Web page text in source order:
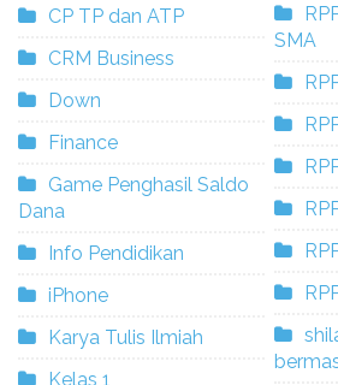
CP TP dan ATP
CRM Business
Down
Finance
Game Penghasil Saldo
Dana
Info Pendidikan
iPhone
Karya Tulis Ilmiah
Kelas 1
SMA